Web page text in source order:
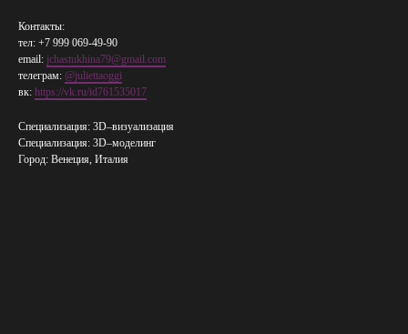
Контакты:
тел: +7 999 069-49-90
email: jchastukhina79@gmail.com
телеграм: @juliettaoggi
вк: https://vk.ru/id761535017
Специализация: 3D–визуализация
Специализация: 3D–​моделинг
Город: Венеция, Италия